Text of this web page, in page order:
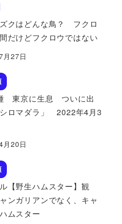
クはどんな鳥？ フクロ
だけどフクロウではない
月27日
東京に生息 ついに出
ロマダラ」 2022年4月3
月20日
【野生ハムスター】観
ンガリアンでなく、キャ
ムスター